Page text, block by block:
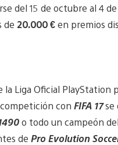
del 15 de octubre al 4
de 20.000 €en premios
la Liga Oficial
con FIFA 17se
o todo un campeón
de Pro Evolution